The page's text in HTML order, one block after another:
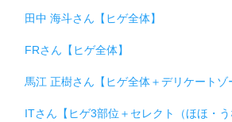
田中 海斗さん【ヒゲ全体】
FRさん【ヒゲ全体】
馬江 正樹さん【ヒゲ全体＋デリケートゾ
ITさん【ヒゲ3部位＋セレクト（ほほ・